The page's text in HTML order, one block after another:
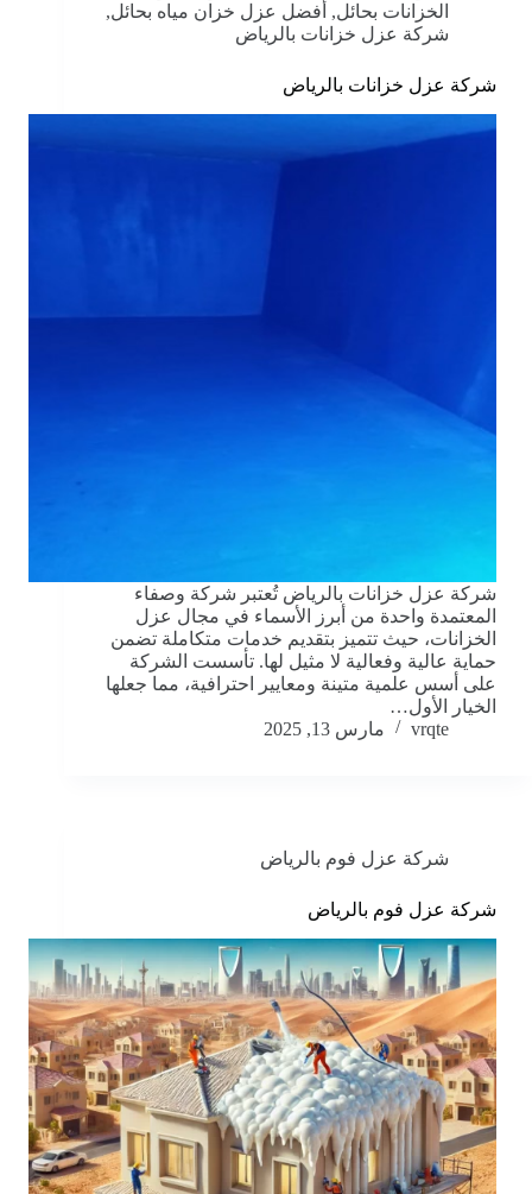
الخزانات بحائل, أفضل عزل خزان مياه بحائل,
شركة عزل خزانات بالرياض
شركة عزل خزانات بالرياض
شركة عزل خزانات بالرياض تُعتبر شركة وصفاء
المعتمدة واحدة من أبرز الأسماء في مجال عزل
الخزانات، حيث تتميز بتقديم خدمات متكاملة تضمن
حماية عالية وفعالية لا مثيل لها. تأسست الشركة
على أسس علمية متينة ومعايير احترافية، مما جعلها
الخيار الأول…
vrqte
مارس 13, 2025
شركة عزل فوم بالرياض
شركة عزل فوم بالرياض